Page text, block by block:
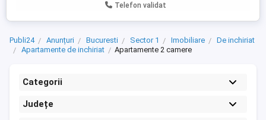
Telefon validat
Publi24 Anunțuri Bucuresti Sector 1 Imobiliare
De inchiriat
Apartamente de inchiriat
Apartamente 2 camere
Categorii
Județe